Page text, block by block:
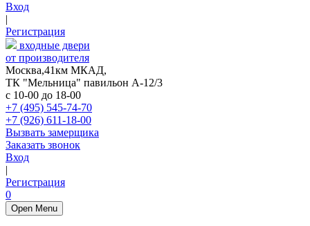
Вход
|
Регистрация
входные двери
от производителя
Москва,41км МКАД,
ТК "Мельница" павильон А-12/3
с 10-00 до 18-00
+7 (495) 545-74-70
+7 (926) 611-18-00
Вызвать замерщика
Заказать звонок
Вход
|
Регистрация
0
Open Menu